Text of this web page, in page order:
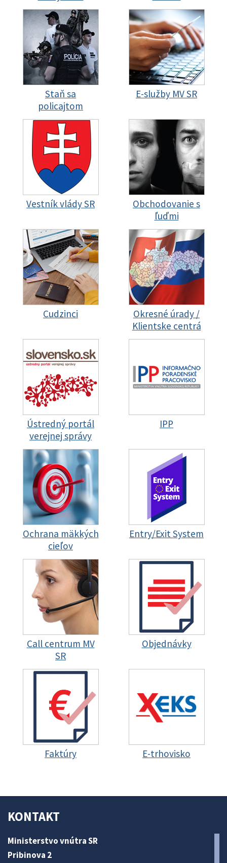
Staň sa
policajtom
E-služby MV SR
Vestník vlády SR
Obchodovanie s
ľuďmi
Cudzinci
Okresné úrady /
Klientske centrá
Ústredný portál
verejnej správy
IPP
Ochrana mäkkých
cieľov
Entry/Exit System
Call centrum MV
SR
Objednávky
Faktúry E-trhovisko
KONTAKT
Ministerstvo vnútra SR
Pribinova 2